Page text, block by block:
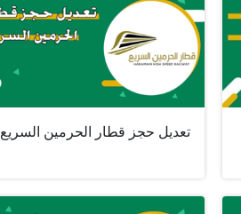
تعديل حجز قطار الحرمين السريع